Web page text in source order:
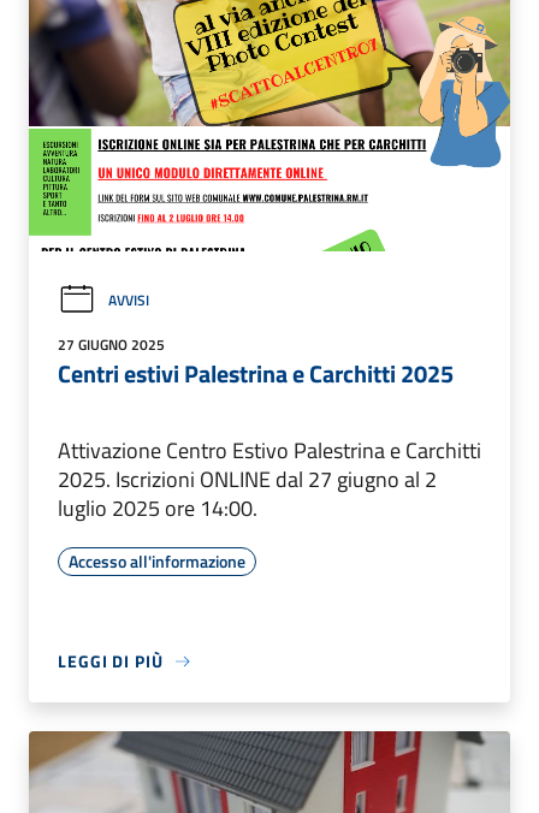
AVVISI
27 GIUGNO 2025
Centri estivi Palestrina e Carchitti 2025
Attivazione Centro Estivo Palestrina e Carchitti
2025. Iscrizioni ONLINE dal 27 giugno al 2
luglio 2025 ore 14:00.
Accesso all'informazione
LEGGI DI PIÙ